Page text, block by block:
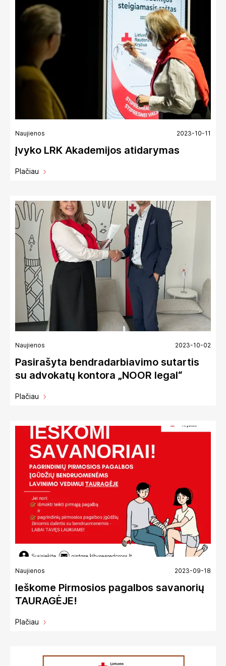
Naujienos 2023-10-11
Įvyko LRK Akademijos atidarymas
Plačiau
Naujienos 2023-10-02
Pasirašyta bendradarbiavimo sutartis
su advokatų kontora „NOOR legal“
Plačiau
Naujienos 2023-09-18
Ieškome Pirmosios pagalbos savanorių
TAURAGĖJE!
Plačiau